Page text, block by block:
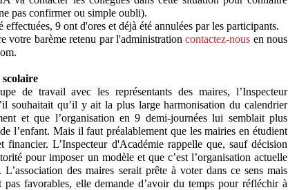
pas confirmer ou simple oubli).
effectuées, 9 ont d'ores et déjà été annulées par les participants.
votre barème retenu par l'administrationcontactez-nous en nous
de travail avec les représentants des maires, l’Inspecteur
souhaitait qu’il y ait la plus large harmonisation du calendrier
et que l’organisation en 9 demi-journées lui semblait plus
l’enfant. Mais il faut préalablement que les mairies en étudient
financier. L’Inspecteur d'Académie rappelle que, sauf décision
pour imposer un modèle et que c’est l’organisation actuelle
des maires serait prête à voter dans ce sens mais
pas favorables, elle demande d’avoir du temps pour réfléchir à